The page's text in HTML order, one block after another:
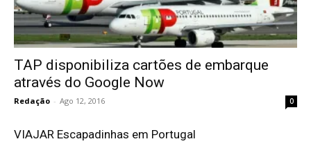
TAP disponibiliza cartões de embarque
através do Google Now
Redação - Ago 12, 2016 0
VIAJAR Escapadinhas em Portugal